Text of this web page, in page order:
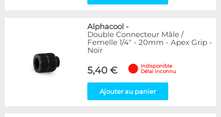
Alphacool -
Double Connecteur Mâle /
Femelle 1/4" - 20mm - Apex Grip -
Noir
5,40 €
Indisponible
Délai inconnu
Ajouter au panier